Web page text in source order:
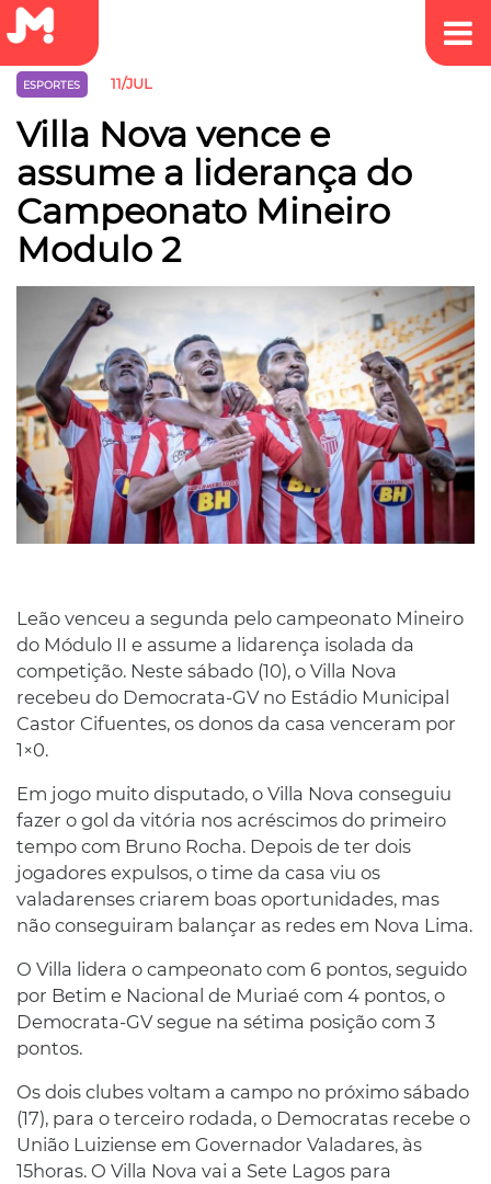
ESPORTES 11/JUL
Villa Nova vence e
assume a liderança do
Campeonato Mineiro
Modulo 2
Leão venceu a segunda pelo campeonato Mineiro
do Módulo II e assume a lidarença isolada da
competição. Neste sábado (10), o Villa Nova
recebeu do Democrata-GV no Estádio Municipal
Castor Cifuentes, os donos da casa venceram por
1×0.
Em jogo muito disputado, o Villa Nova conseguiu
fazer o gol da vitória nos acréscimos do primeiro
tempo com Bruno Rocha. Depois de ter dois
jogadores expulsos, o time da casa viu os
valadarenses criarem boas oportunidades, mas
não conseguiram balançar as redes em Nova Lima.
O Villa lidera o campeonato com 6 pontos, seguido
por Betim e Nacional de Muriaé com 4 pontos, o
Democrata-GV segue na sétima posição com 3
pontos.
Os dois clubes voltam a campo no próximo sábado
(17), para o terceiro rodada, o Democratas recebe o
União Luiziense em Governador Valadares, às
15horas. O Villa Nova vai a Sete Lagos para